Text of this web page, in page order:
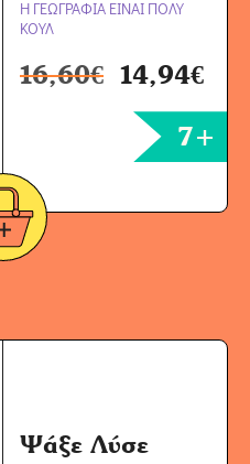
Η ΓΕΩΓΡΑΦΙΑ ΕΙΝΑΙ ΠΟΛΥ
ΚΟΥΛ
16,60€ 14,94€
7+
Ψάξε Λύσε